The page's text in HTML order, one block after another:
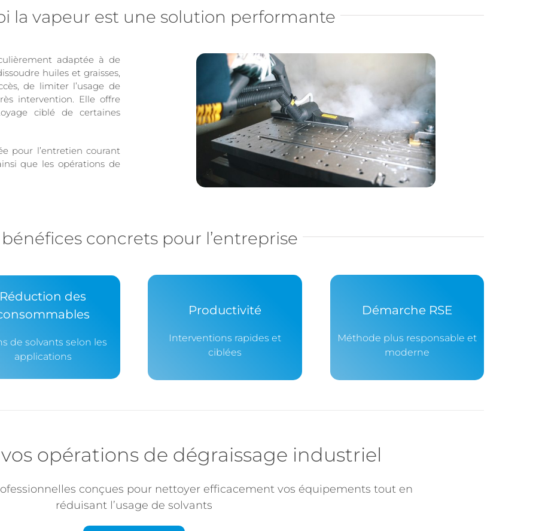
la vapeur est une solution performante
adaptée à de
huiles et graisses,
de limiter l’usage de
intervention. Elle offre
ciblé de certaines
pour l’entretien courant
que les opérations de
bénéfices concrets pour l’entreprise
Réduction des
de solvants selon les
applications
Productivité
Interventions rapides et
ciblées
Démarche RSE
Méthode plus responsable et
moderne
opérations de dégraissage industriel
conçues pour nettoyer efficacement vos équipements tout en
réduisant l’usage de solvants